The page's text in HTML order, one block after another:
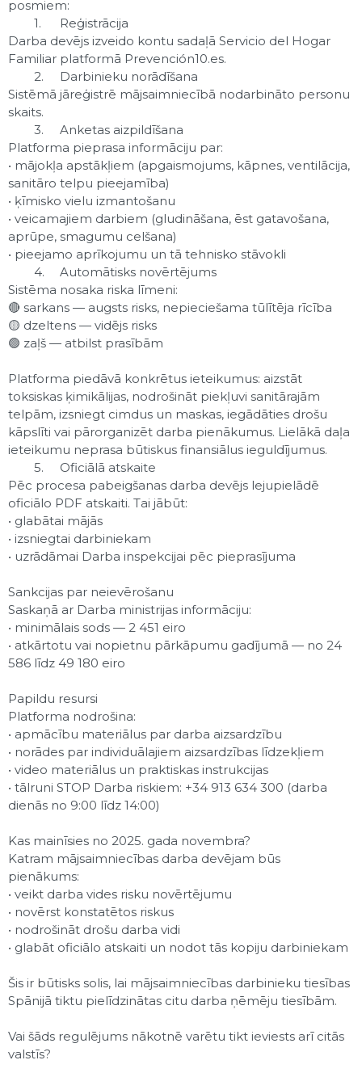
posmiem:
1.
Reģistrācija
Darba devējs izveido kontu sadaļā Servicio del Hogar
Familiar platformā Prevención10.es.
2.
Darbinieku norādīšana
Sistēmā jāreģistrē mājsaimniecībā nodarbināto personu
skaits.
3.
Anketas aizpildīšana
Platforma pieprasa informāciju par:
• mājokļa apstākļiem (apgaismojums, kāpnes, ventilācija,
sanitāro telpu pieejamība)
• ķīmisko vielu izmantošanu
• veicamajiem darbiem (gludināšana, ēst gatavošana,
aprūpe, smagumu celšana)
• pieejamo aprīkojumu un tā tehnisko stāvokli
4.
Automātisks novērtējums
Sistēma nosaka riska līmeni:
🔴 sarkans — augsts risks, nepieciešama tūlītēja rīcība
🟡 dzeltens — vidējs risks
🟢 zaļš — atbilst prasībām
Platforma piedāvā konkrētus ieteikumus: aizstāt
toksiskas ķimikālijas, nodrošināt piekļuvi sanitārajām
telpām, izsniegt cimdus un maskas, iegādāties drošu
kāpslīti vai pārorganizēt darba pienākumus. Lielākā daļa
ieteikumu neprasa būtiskus finansiālus ieguldījumus.
5.
Oficiālā atskaite
Pēc procesa pabeigšanas darba devējs lejupielādē
oficiālo PDF atskaiti. Tai jābūt:
• glabātai mājās
• izsniegtai darbiniekam
• uzrādāmai Darba inspekcijai pēc pieprasījuma
Sankcijas par neievērošanu
Saskaņā ar Darba ministrijas informāciju:
• minimālais sods — 2 451 eiro
• atkārtotu vai nopietnu pārkāpumu gadījumā — no 24
586 līdz 49 180 eiro
Papildu resursi
Platforma nodrošina:
• apmācību materiālus par darba aizsardzību
• norādes par individuālajiem aizsardzības līdzekļiem
• video materiālus un praktiskas instrukcijas
• tālruni STOP Darba riskiem: +34 913 634 300 (darba
dienās no 9:00 līdz 14:00)
Kas mainīsies no 2025. gada novembra?
Katram mājsaimniecības darba devējam būs
pienākums:
• veikt darba vides risku novērtējumu
• novērst konstatētos riskus
• nodrošināt drošu darba vidi
• glabāt oficiālo atskaiti un nodot tās kopiju darbiniekam
Šis ir būtisks solis, lai mājsaimniecības darbinieku tiesības
Spānijā tiktu pielīdzinātas citu darba ņēmēju tiesībām.
Vai šāds regulējums nākotnē varētu tikt ieviests arī citās
valstīs?